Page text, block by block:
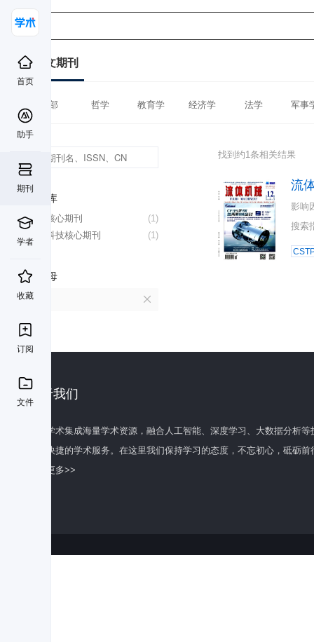
首页
助手
期刊
学者
收藏
订阅
文件
中文期刊
全部 哲学 教育学 经济学 法学 军事
数据库
(1)
北大核心期刊
(1)
中国科技核心期刊
首字母
L
找到约1条相关结果
流
影响
搜索
关于我们
百度学术集成海量学术资源，融合人工智能、深度学习、大数据分析
全面快捷的学术服务。在这里我们保持学习的态度，不忘初心，砥砺前
了解更多>>